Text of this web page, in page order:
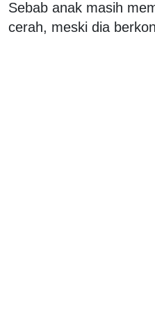
Sebab anak masih
cerah, meski dia